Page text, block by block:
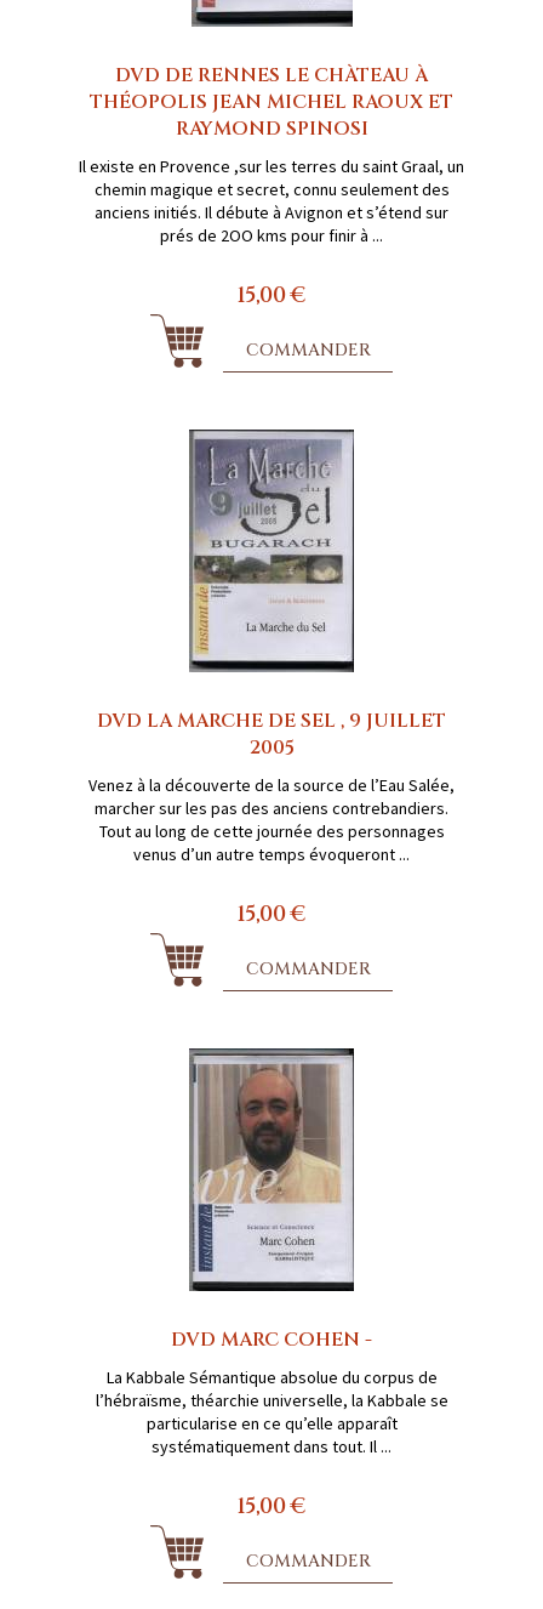
DVD DE RENNES LE CHÀTEAU À
THÉOPOLIS JEAN MICHEL RAOUX ET
RAYMOND SPINOSI
Il existe en Provence ,sur les terres du saint Graal, un
chemin magique et secret, connu seulement des
anciens initiés. Il débute à Avignon et s’étend sur
prés de 2OO kms pour finir à ...
15,00 €
COMMANDER
DVD LA MARCHE DE SEL , 9 JUILLET
2005
Venez à la découverte de la source de l’Eau Salée,
marcher sur les pas des anciens contrebandiers.
Tout au long de cette journée des personnages
venus d’un autre temps évoqueront ...
15,00 €
COMMANDER
DVD MARC COHEN -
La Kabbale Sémantique absolue du corpus de
l’hébraïsme, théarchie universelle, la Kabbale se
particularise en ce qu’elle apparaît
systématiquement dans tout. Il ...
15,00 €
COMMANDER